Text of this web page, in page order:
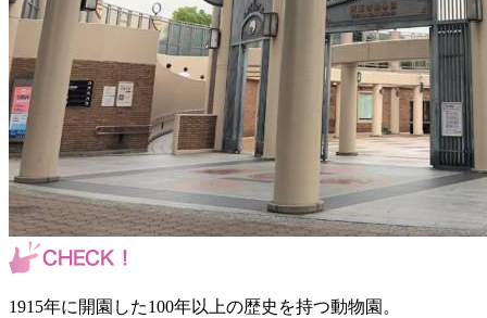
1915年に開園した100年以上の歴史を持つ動物園。